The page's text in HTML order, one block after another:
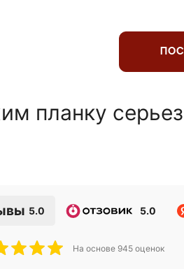
планку
5.0 5.0
На основе 945 оценок